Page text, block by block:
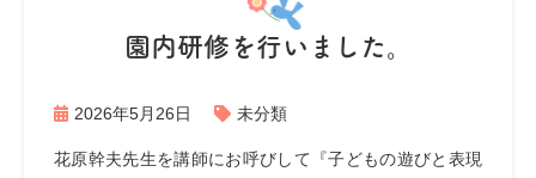
園内研修を行いました。
2026年5月26日 未分類
花原幹夫先生を講師にお呼びして『子どもの遊びと表現